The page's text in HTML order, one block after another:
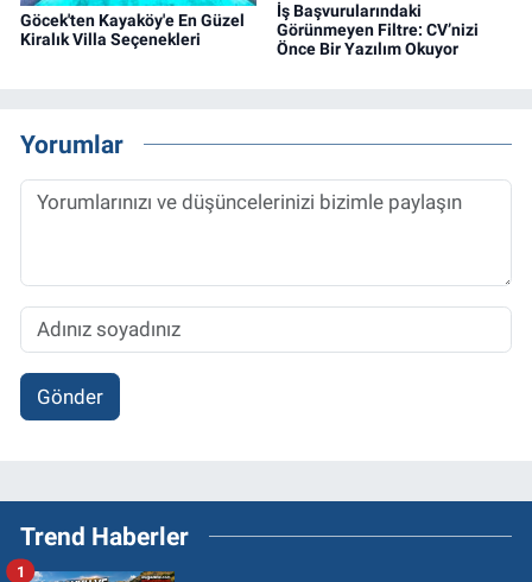
Göcek'ten Kayaköy'e En Güzel
Kiralık Villa Seçenekleri
İş Başvurularındaki
Görünmeyen Filtre: CV’nizi
Önce Bir Yazılım Okuyor
Yorumlar
Gönder
Trend Haberler
1